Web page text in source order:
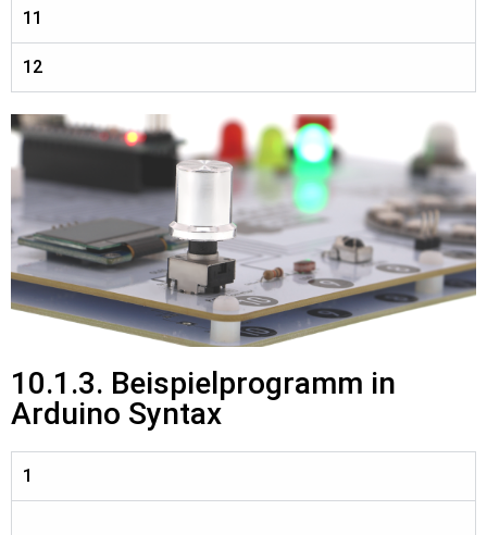
11
12
10.1.3. Beispielprogramm in
Arduino Syntax
1